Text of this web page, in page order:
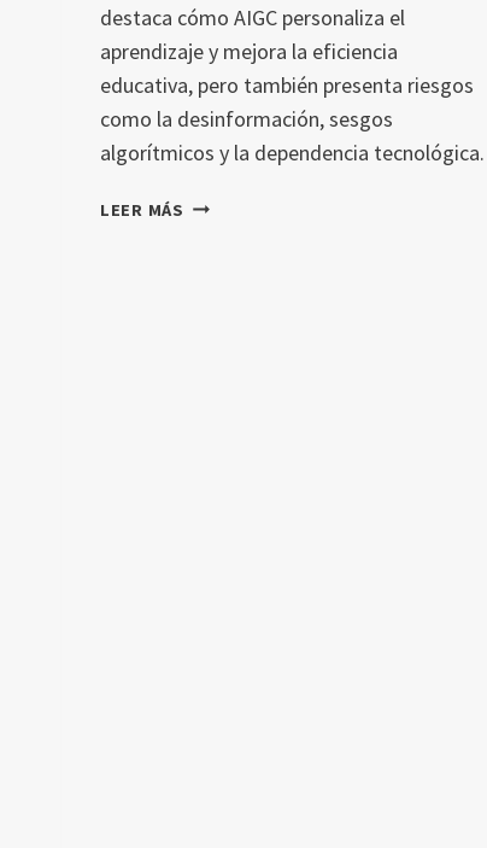
destaca cómo AIGC personaliza el
aprendizaje y mejora la eficiencia
educativa, pero también presenta riesgos
como la desinformación, sesgos
algorítmicos y la dependencia tecnológica.
LEER MÁS AIGC